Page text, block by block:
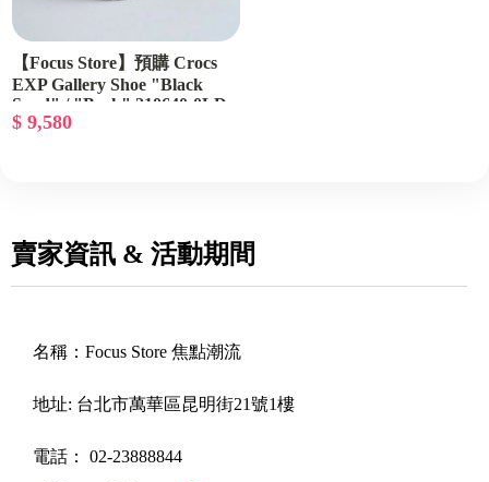
【Focus Store】預購 Crocs
EXP Gallery Shoe "Black
Sand" / "Bark" 210640-0LD
210640-0IP
$ 9,580
賣家資訊 & 活動期間
名稱： Focus Store 焦點潮流
地址: 台北市萬華區昆明街21號1樓
電話： 02-23888844